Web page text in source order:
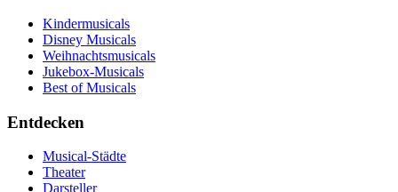
Kindermusicals
Disney Musicals
Weihnachtsmusicals
Jukebox-Musicals
Best of Musicals
Entdecken
Musical-Städte
Theater
Darsteller